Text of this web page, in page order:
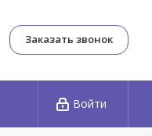
Заказать звонок
Войти